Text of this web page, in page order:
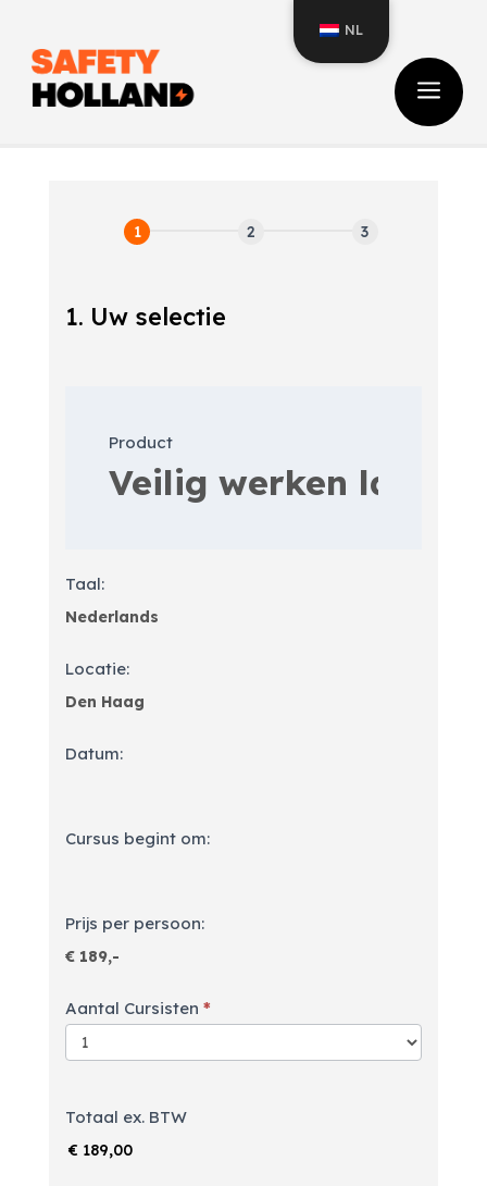
a
Inschrijfformulier
1. Uw selectie
Product
Taal:
Locatie:
Datum:
Cursus begint om:
Prijs per persoon:
Aantal Cursisten *
Totaal ex. BTW
€ 189,00
NL